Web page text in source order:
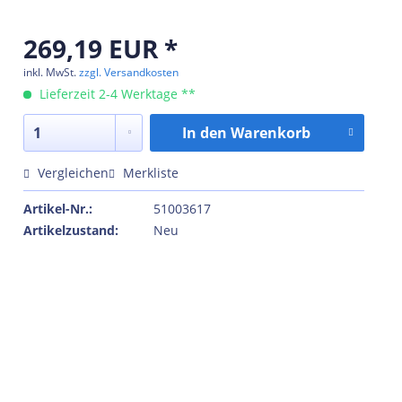
269,19 EUR *
inkl. MwSt.zzgl. Versandkosten
Lieferzeit 2-4 Werktage **
In den Warenkorb
Vergleichen Merkliste
Artikel-Nr.:
51003617
Artikelzustand:
Neu